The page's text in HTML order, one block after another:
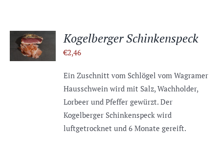
IN DEN
WARENKORB
/
DETAILS
Kogelberger Schinkenspeck
€2,46
Ein Zuschnitt vom Schlögel vom Wagramer
Hausschwein wird mit Salz, Wachholder,
Lorbeer und Pfeffer gewürzt. Der
Kogelberger Schinkenspeck wird
luftgetrocknet und 6 Monate gereift.